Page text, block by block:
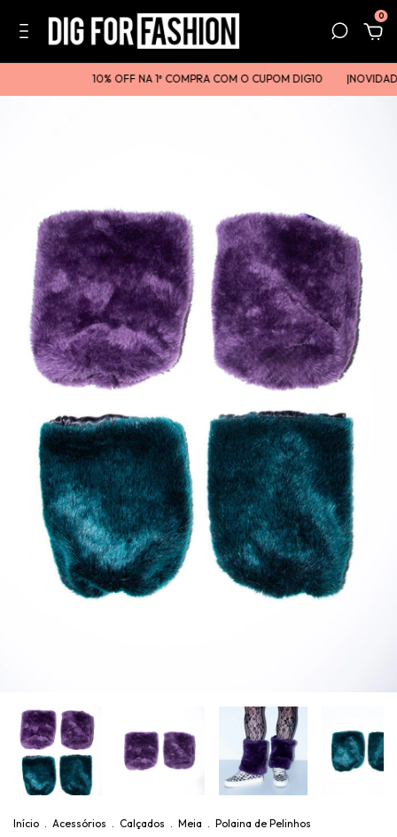
0
10% OFF NA 1ª COMPRA COM O CUPOM DIG10 |ㅤㅤ
Início . Acessórios . Calçados . Meia . Polaina de Pelinhos